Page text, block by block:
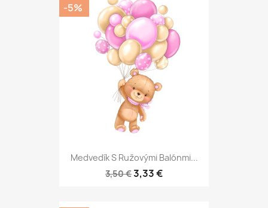
Medvedík S Ružovými Balónmi...
3,50 €3,33 €
-5%